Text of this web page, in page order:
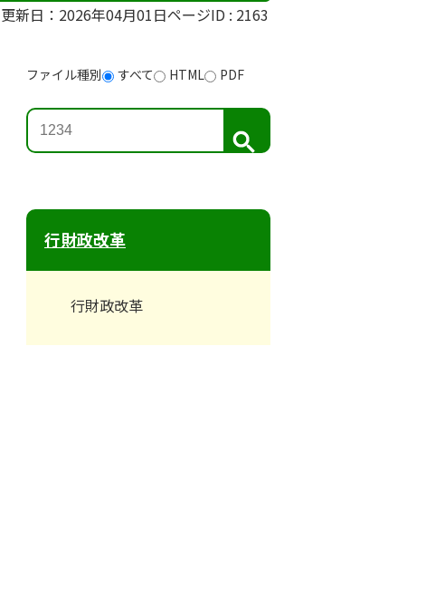
更新日：2026年04月01日ページID : 2163
ファイル種別 すべて HTML PDF
検
索
行財政改革
行財政改革